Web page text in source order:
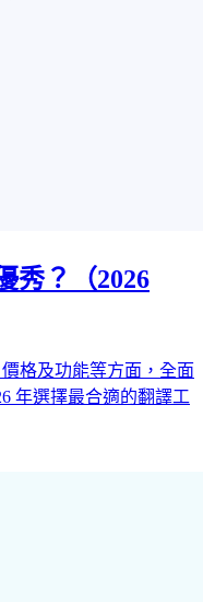
秀？（2026
格及功能等方面，全面
年選擇最合適的翻譯工